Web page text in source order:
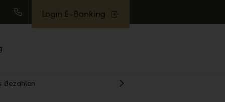
Anrufen
Login E-Banking
Weiter
Bezahlen